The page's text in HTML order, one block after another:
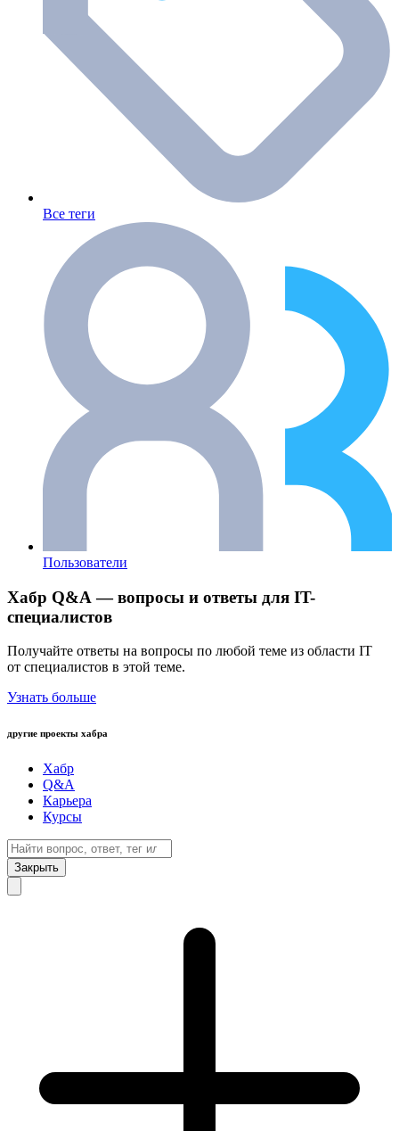
Все теги
Пользователи
Хабр Q&A — вопросы и ответы для IT-
специалистов
Получайте ответы на вопросы по любой теме из области IT
от специалистов в этой теме.
Узнать больше
другие проекты хабра
Хабр
Q&A
Карьера
Курсы
Закрыть